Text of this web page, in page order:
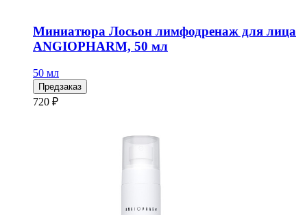
Миниатюра Лосьон лимфодренаж для лица
ANGIOPHARM, 50 мл
50 мл
Предзаказ
720 ₽